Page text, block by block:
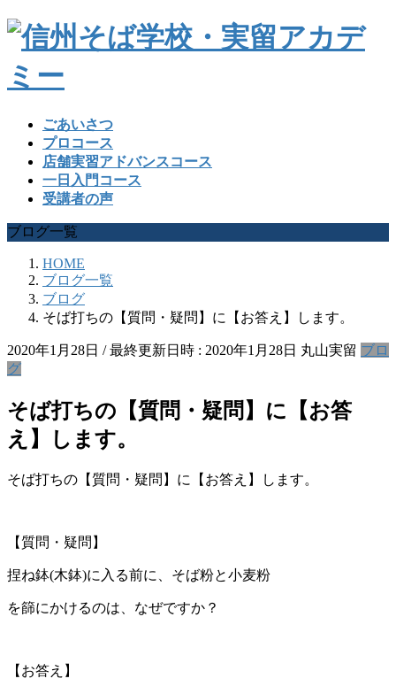
ごあいさつ
プロコース
店舗実習アドバンスコース
一日入門コース
受講者の声
ブログ一覧
HOME
ブログ一覧
ブログ
そば打ちの【質問・疑問】に【お答え】します。
2020年1月28日 / 最終更新日時 : 2020年1月28日 丸山実留 ブロ
グ
そば打ちの【質問・疑問】に【お答
え】します。
そば打ちの【質問・疑問】に【お答え】します。
【質問・疑問】
捏ね鉢(木鉢)に入る前に、そば粉と小麦粉
を篩にかけるのは、なぜですか？
【お答え】